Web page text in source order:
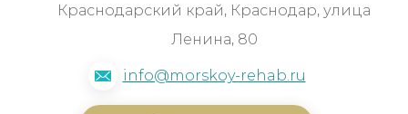
Краснодарский край, Краснодар, улица
Ленина, 80
info@morskoy-rehab.ru